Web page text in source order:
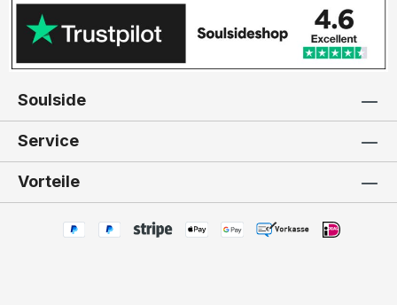
Soulside
Service
Vorteile